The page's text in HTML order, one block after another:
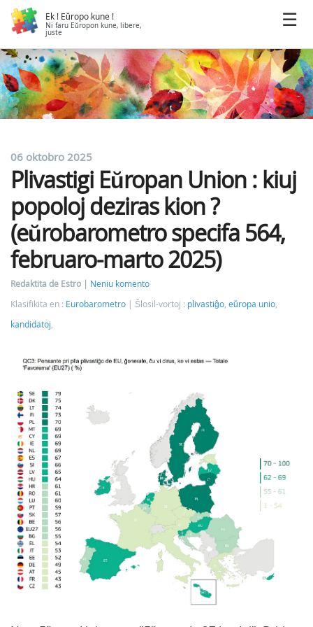
Ek ! Eŭropo kune !
Ni faru Eŭropon kune, libere,
juste
06 oktobro 2025
Plivastigi Eŭropan Union : kiuj
popoloj deziras kion ?
(eŭrobarometro specifa 564,
februaro-marto 2025)
Redaktita de Estro
Neniu komento
Klasifikita en : Eurobarometro Ŝlosil-vortoj : plivastiĝo, eŭropa unio,
kandidatoj,